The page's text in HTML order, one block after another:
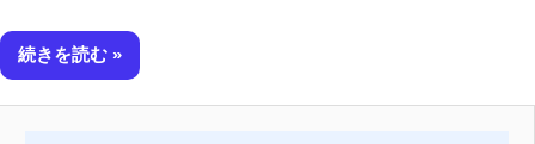
続きを読む